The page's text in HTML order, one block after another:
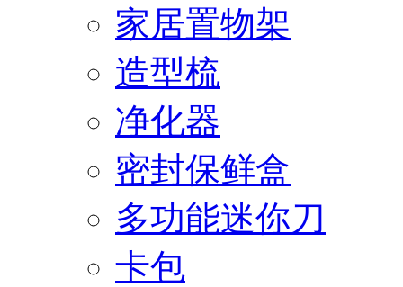
家居置物架
造型梳
净化器
密封保鲜盒
多功能迷你刀
卡包